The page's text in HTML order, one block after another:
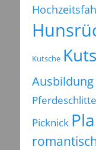
Kutsche
Ausbildung
Picknick